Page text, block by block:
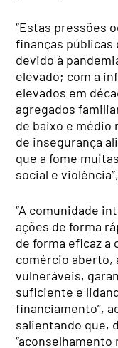
“Estas pressões
finanças públicas
devido à
elevado; com a
elevados em
agregados
de baixo e
de insegurança
que a fome
social e
“A comunidade
ações de forma
de forma eficaz a
comércio aberto,
vulneráveis,
suficiente e
financiamento”,
salientando que,